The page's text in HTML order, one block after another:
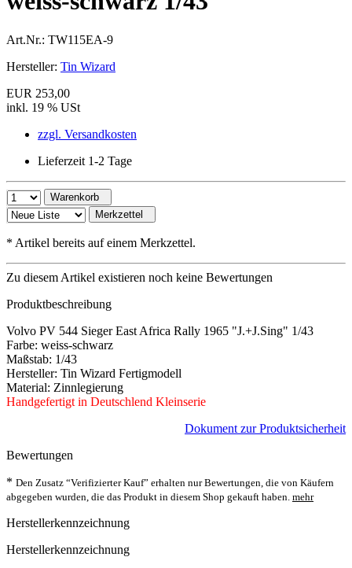
Art.Nr.: TW115EA-9
Hersteller: Tin Wizard
EUR 253,00
inkl. 19 % USt
zzgl. Versandkosten
Lieferzeit 1-2 Tage
Warenkorb
Merkzettel
* Artikel bereits auf einem Merkzettel.
Zu diesem Artikel existieren noch keine Bewertungen
Produktbeschreibung
Volvo PV 544 Sieger East Africa Rally 1965 "J.+J.Sing" 1/43
Farbe: weiss-schwarz
Maßstab: 1/43
Hersteller: Tin Wizard Fertigmodell
Material: Zinnlegierung
Handgefertigt in Deutschlend Kleinserie
Dokument zur Produktsicherheit
Bewertungen
* Den Zusatz “Verifizierter Kauf” erhalten nur Bewertungen, die von Käufern
abgegeben wurden, die das Produkt in diesem Shop gekauft haben. mehr
Herstellerkennzeichnung
Herstellerkennzeichnung